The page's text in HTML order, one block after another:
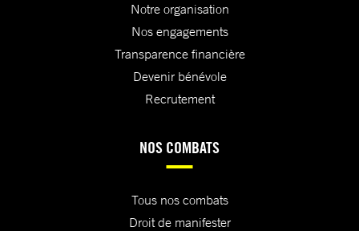
Notre organisation
Nos engagements
Transparence financière
Devenir bénévole
Recrutement
NOS COMBATS
Tous nos combats
Droit de manifester